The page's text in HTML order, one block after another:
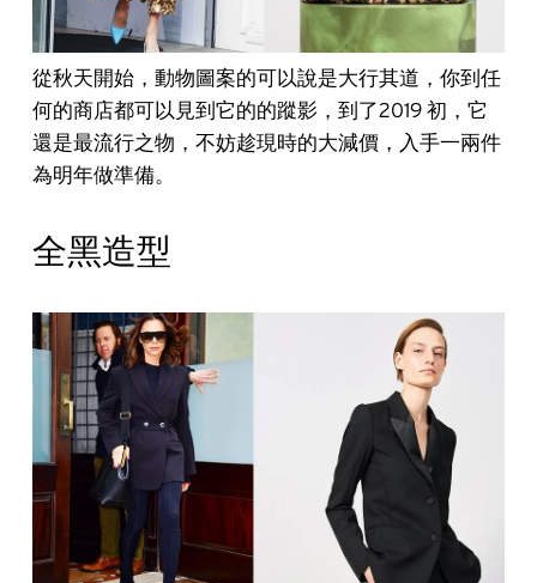
從秋天開始，動物圖案的可以說是大行其道，你到任
何的商店都可以見到它的的蹤影，到了2019 初，它
還是最流行之物，不妨趁現時的大減價，入手一兩件
為明年做準備。
全黑造型